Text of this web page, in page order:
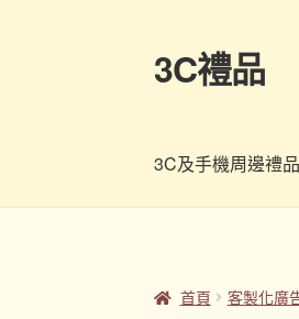
跳
至
列
跳
至
內
3C禮品
3C及手機周邊禮品
客製禮品資訊宣
首頁 客製化廣